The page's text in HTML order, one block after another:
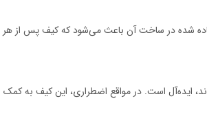
شده در ساخت آن باعث می‌شود که کیف پس از هر
ایده‌آل است. در مواقع اضطراری، این کیف به کمک